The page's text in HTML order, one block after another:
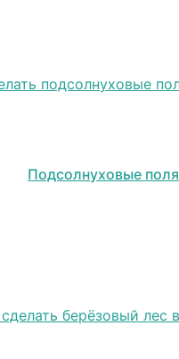
Подсолнуховые поля